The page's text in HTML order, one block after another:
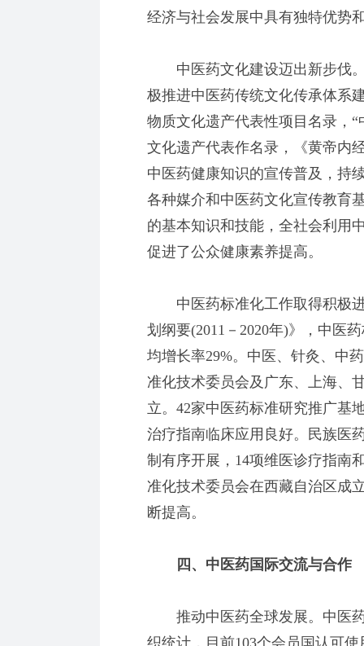
经济与社会发展中具有独特优势
中医药文化建设迈出新步伐。
极推进中医药传统文化传承体系
物质文化遗产代表性项目名录，
文化遗产代表作名录，《黄帝内
中医药健康知识的宣传普及，持
各种媒介和中医药文化宣传教育
的基本知识和技能，全社会利用
促进了公众健康素养提高。
中医药标准化工作取得积极进
划纲要(2011－2020年)》，中医
均增长率29%。中医、针灸、中
准化技术委员会及广东、上海、
立。42家中医药标准研究推广基
治疗指南临床应用良好。民族医
制有序开展，14项维医诊疗指南
准化技术委员会在西藏自治区成
断提高。
四、中医药国际交流与合作
推动中医药全球发展。中医药
织统计，目前103个会员国认可